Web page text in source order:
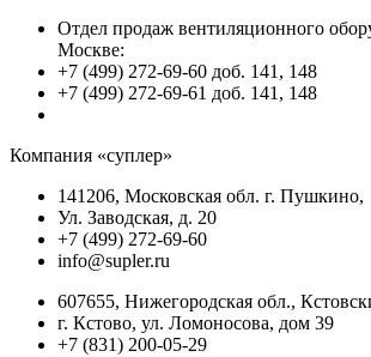
Отдел продаж вентиляционного
Москве:
+7 (499) 272-69-60 доб. 141, 148
+7 (499) 272-69-61 доб. 141, 148
Компания «суплер»
141206, Московская обл. г. Пушкино,
Ул. Заводская, д. 20
+7 (499) 272-69-60
info@supler.ru
607655, Нижегородская обл.,
г. Кстово, ул. Ломоносова, дом 39
+7 (831) 200-05-29